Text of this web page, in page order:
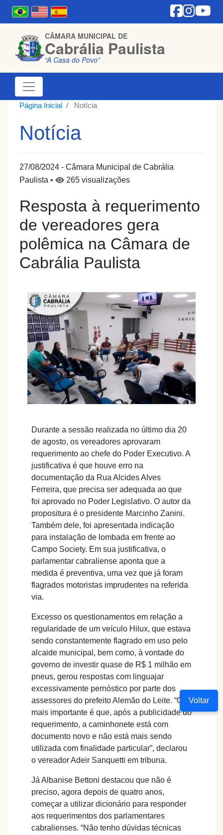
CÂMARA MUNICIPAL DE
Cabrália Paulista
“A Casa do Povo”
Voltar
Página Inicial Notícia
Notícia
27/08/2024 - Câmara Municipal de Cabrália
Paulista •
265 visualizações
Resposta à requerimento
de vereadores gera
polêmica na Câmara de
Cabrália Paulista
Durante a sessão realizada no último dia 20
de agosto, os vereadores aprovaram
requerimento ao chefe do Poder Executivo. A
justificativa é que houve erro na
documentação da Rua Alcides Alves
Ferreira, que precisa ser adequada ao que
foi aprovado no Poder Legislativo. O autor da
propositura é o presidente Marcinho Zanini.
Também dele, foi apresentada indicação
para instalação de lombada em frente ao
Campo Society. Em sua justificativa, o
parlamentar cabraliense aponta que a
medida é preventiva, uma vez que já foram
flagrados motoristas imprudentes na referida
via.
Excesso os questionamentos em relação a
regularidade de um veículo Hilux, que estava
sendo constantemente flagrado em uso pelo
alcaide municipal, bem como, à vontade do
governo de investir quase de R$ 1 milhão em
pneus, gerou respostas com linguajar
excessivamente pernóstico por parte dos
assessores do prefeito Alemão do Leite. “O
mais importante é que, após a publicidade do
requerimento, a caminhonete está com
documento novo e não está mais sendo
utilizada com finalidade particular”, declarou
o vereador Adeir Sanquetti em tribuna.
Já Albanise Bettoni destacou que não é
preciso, agora depois de quatro anos,
começar a utilizar dicionário para responder
aos requerimentos dos parlamentares
cabralienses. “Não tenho dúvidas técnicas